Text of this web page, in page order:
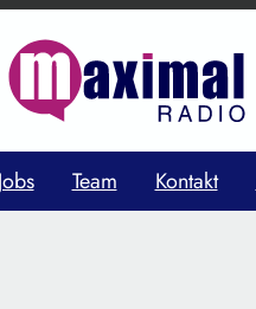
Jobs Team Kontakt